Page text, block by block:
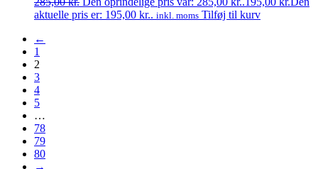
aktuelle pris er: 195,00 kr.. inkl. moms Tilføj til kurv
←
1
2
3
4
5
…
78
79
80
→